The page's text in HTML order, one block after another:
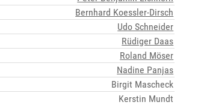
Bernhard Koessler-Dirsch
Udo Schneider
Rüdiger Daas
Roland Möser
Nadine Panjas
Birgit Mascheck
Kerstin Mundt